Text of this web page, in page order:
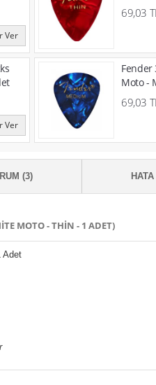
Ver
69,03
Ver
Fender
Moto -
69,03
(3)
MOTO - THIN - 1 ADET)
Adet